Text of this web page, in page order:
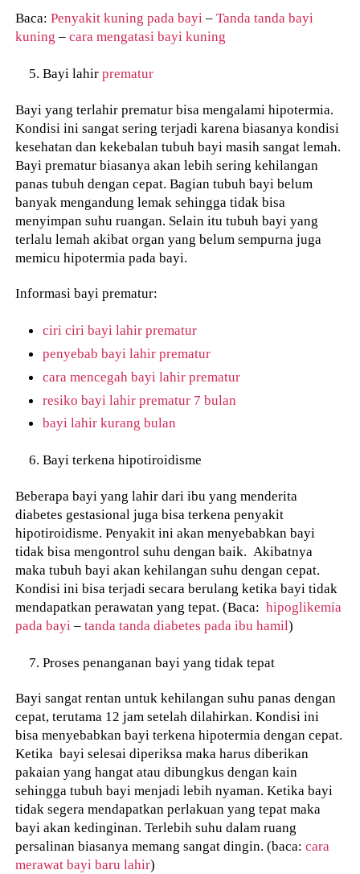
Baca:Penyakit kuning pada bayi –Tanda tanda bayi
kuning –cara mengatasi bayi kuning
Bayi lahirprematur
Bayi yang terlahir prematur bisa mengalami hipotermia.
Kondisi ini sangat sering terjadi karena biasanya kondisi
kesehatan dan kekebalan tubuh bayi masih sangat lemah.
Bayi prematur biasanya akan lebih sering kehilangan
panas tubuh dengan cepat. Bagian tubuh bayi belum
banyak mengandung lemak sehingga tidak bisa
menyimpan suhu ruangan. Selain itu tubuh bayi yang
terlalu lemah akibat organ yang belum sempurna juga
memicu hipotermia pada bayi.
Informasi bayi prematur:
ciri ciri bayi lahir prematur
penyebab bayi lahir prematur
cara mencegah bayi lahir prematur
resiko bayi lahir prematur 7 bulan
bayi lahir kurang bulan
Bayi terkena hipotiroidisme
Beberapa bayi yang lahir dari ibu yang menderita
diabetes gestasional juga bisa terkena penyakit
hipotiroidisme. Penyakit ini akan menyebabkan bayi
tidak bisa mengontrol suhu dengan baik. Akibatnya
maka tubuh bayi akan kehilangan suhu dengan cepat.
Kondisi ini bisa terjadi secara berulang ketika bayi tidak
mendapatkan perawatan yang tepat. (Baca:hipoglikemia
pada bayi –tanda tanda diabetes pada ibu hamil)
Proses penanganan bayi yang tidak tepat
Bayi sangat rentan untuk kehilangan suhu panas dengan
cepat, terutama 12 jam setelah dilahirkan. Kondisi ini
bisa menyebabkan bayi terkena hipotermia dengan cepat.
Ketika bayi selesai diperiksa maka harus diberikan
pakaian yang hangat atau dibungkus dengan kain
sehingga tubuh bayi menjadi lebih nyaman. Ketika bayi
tidak segera mendapatkan perlakuan yang tepat maka
bayi akan kedinginan. Terlebih suhu dalam ruang
persalinan biasanya memang sangat dingin. (baca:cara
merawat bayi baru lahir)